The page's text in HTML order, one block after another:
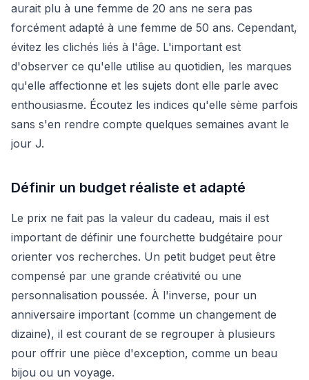
aurait plu à une femme de 20 ans ne sera pas
forcément adapté à une femme de 50 ans. Cependant,
évitez les clichés liés à l'âge. L'important est
d'observer ce qu'elle utilise au quotidien, les marques
qu'elle affectionne et les sujets dont elle parle avec
enthousiasme. Écoutez les indices qu'elle sème parfois
sans s'en rendre compte quelques semaines avant le
jour J.
Définir un budget réaliste et adapté
Le prix ne fait pas la valeur du cadeau, mais il est
important de définir une fourchette budgétaire pour
orienter vos recherches. Un petit budget peut être
compensé par une grande créativité ou une
personnalisation poussée. À l'inverse, pour un
anniversaire important (comme un changement de
dizaine), il est courant de se regrouper à plusieurs
pour offrir une pièce d'exception, comme un beau
bijou ou un voyage.